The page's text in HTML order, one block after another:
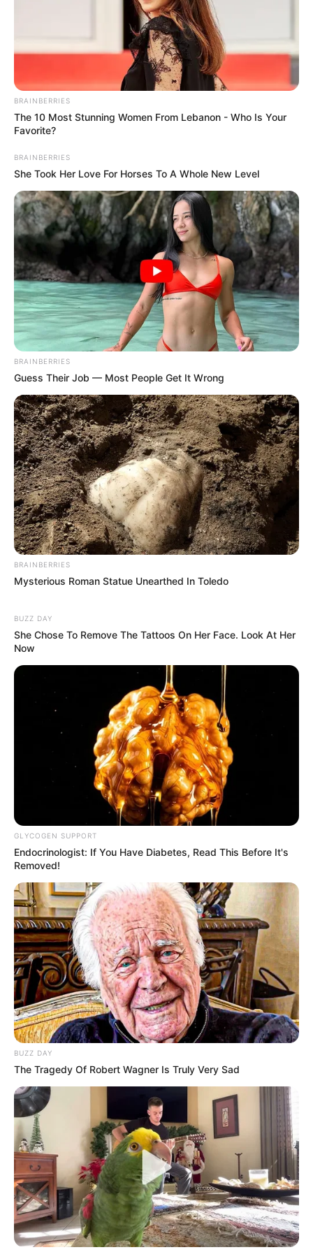
ΔΗΜΟΦΙΛΗ ΑΡΘΡΑ
Ο ΠΟΥ υπό έλεγχο: παρατυπίες και
συγκρούσεις συμφερόντων
Κυριακή, 2 Οκτωβρίου 2022, 12:14
Ο ΠΟΥ υπό έλεγχο: παρατυπίες...
Δεν χρωστάμε σε κανέναν,
αυτοί χρωστούν σε εμάς τα
πάντα
Η επιστήμη θα πρέπει να
ανήκει στους ανθρώπους και
όχι στο Νταβός...
ΓΙΑΤΙ ΑΠΟΦΑΣΗΣΑ ΝΑ
ΓΡΑΨΩ
ΠΟΙΟΣ ΣΚΟΤΩΣΕ ΤΟΝ
ΚΑΠΟΔΙΣΤΡΙΑ;;[Η δολοφονία
ήταν οι πραγματικοί...
BRAINBERRIES
The 10 Most Stunning Women From Lebanon - Who Is Your
Favorite?
BRAINBERRIES
She Took Her Love For Horses To A Whole New Level
BRAINBERRIES
Guess Their Job — Most People Get It Wrong
BRAINBERRIES
Mysterious Roman Statue Unearthed In Toledo
BUZZ DAY
She Chose To Remove The Tattoos On Her Face. Look At Her
Now
GLYCOGEN SUPPORT
Endocrinologist: If You Have Diabetes, Read This Before It's
Removed!
BUZZ DAY
The Tragedy Of Robert Wagner Is Truly Very Sad